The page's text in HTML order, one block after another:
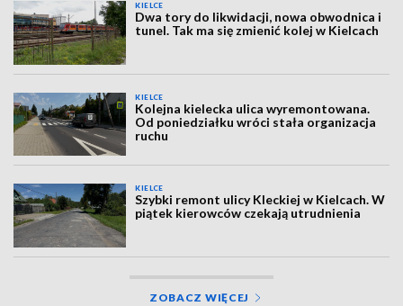
KIELCE
Dwa tory do likwidacji, nowa obwodnica i
tunel. Tak ma się zmienić kolej w Kielcach
KIELCE
Kolejna kielecka ulica wyremontowana.
Od poniedziałku wróci stała organizacja
ruchu
KIELCE
Szybki remont ulicy Kleckiej w Kielcach. W
piątek kierowców czekają utrudnienia
ZOBACZ WIĘCEJ